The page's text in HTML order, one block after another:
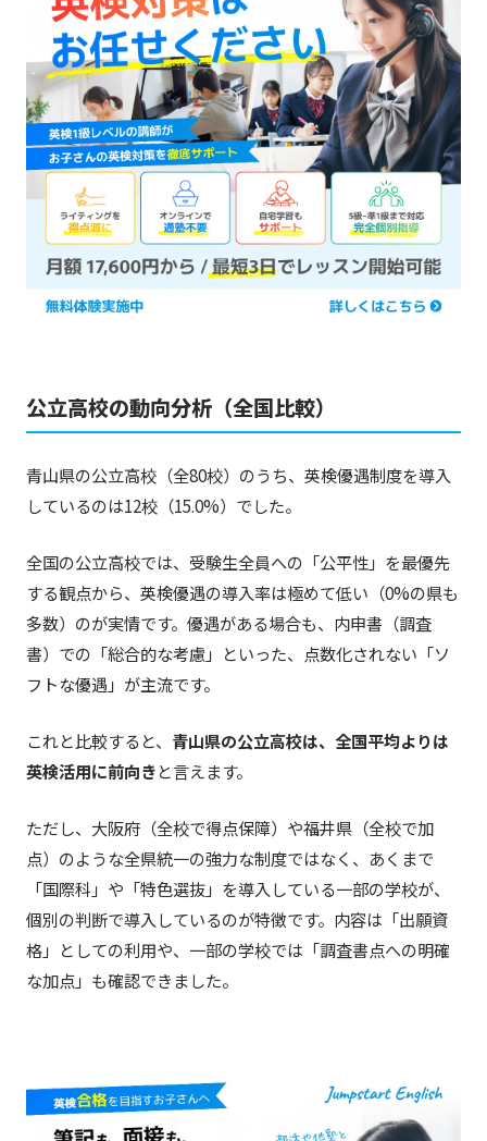
公立高校の動向分析（全国比較）
青山県の公立高校（全80校）のうち、英検優遇制度を導入
しているのは12校（15.0%）でした。
全国の公立高校では、受験生全員への「公平性」を最優先
する観点から、英検優遇の導入率は極めて低い（0%の県も
多数）のが実情です。優遇がある場合も、内申書（調査
書）での「総合的な考慮」といった、点数化されない「ソ
フトな優遇」が主流です。
これと比較すると、 青山県の公立高校は、全国平均よりは
英検活用に前向きと言えます。
ただし、大阪府（全校で得点保障）や福井県（全校で加
点）のような全県統一の強力な制度ではなく、あくまで
「国際科」や「特色選抜」を導入している一部の学校が、
個別の判断で導入しているのが特徴です。内容は「出願資
格」としての利用や、一部の学校では「調査書点への明確
な加点」も確認できました。